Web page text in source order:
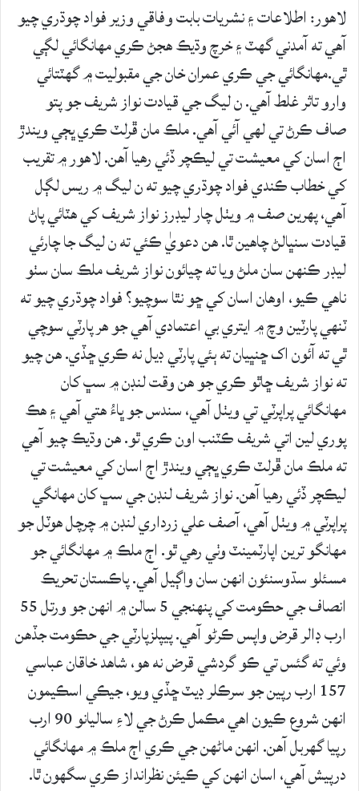
لاهور: اطلاعات ۽ نشريات بابت وفاقي وزير فواد چوڌري چيو
آهي ته آمدني گهٽ ۽ خرچ وڌيڪ هجڻ ڪري مهانگائي لڳي
ٿي.مهانگائي جي ڪري عمران خان جي مقبوليت ۾ گهٽتائي
وارو تاثر غلط آهي. ن ليگ جي قيادت نواز شريف جو پتو
صاف ڪرڻ تي لهي آئي آهي. ملڪ مان ڦرلٽ ڪري ڀڄي ويندڙ
اڄ اسان کي معيشت تي ليڪچر ڏئي رهيا آهن. لاهور ۾ تقريب
کي خطاب ڪندي فواد چوڌري چيو ته ن ليگ ۾ ريس لڳل
آهي، پهرين صف ۾ ويٺل چار ليڊرز نواز شريف کي هٽائي پاڻ
قيادت سنڀالڻ چاهين ٿا. هن دعويٰ ڪئي ته ن ليگ جا چارئي
ليڊر ڪنهن سان ملڻ ويا ته چيائون نواز شريف ملڪ سان سٺو
ناهي ڪيو، اوهان اسان کي ڇو نٿا سوچيو؟ فواد چوڌري چيو ته
ٽنهي پارٽين وچ ۾ ايتري بي اعتمادي آهي جو هر پارٽي سوچي
ٿي ته آئون اک ڇنڀيان ته ٻئي پارٽي ڊيل نه ڪري ڇڏي. هن چيو
ته نواز شريف ڇاٿو ڪري جو هن وقت لنڊن ۾ سڀ کان
مهانگائي پراپرٽي تي ويٺل آهي، سندس جو ڀاءُ هتي آهي ۽ هڪ
پوري لين اتي شريف ڪٽنب اون ڪري ٿو. هن وڌيڪ چيو آهي
ته ملڪ مان ڦرلٽ ڪري ڀڄي ويندڙ اڄ اسان کي معيشت تي
ليڪچر ڏئي رهيا آهن. نواز شريف لنڊن جي سڀ کان مهانگي
پراپرٽي ۾ ويٺل آهي، آصف علي زرداري لنڊن ۾ چرچل هوٽل جو
مهانگو ترين اپارٽمينٽ وٺي رهي ٿو. اڄ ملڪ ۾ مهانگائي جو
مسئلو سڌوسنئون انهن سان واڳيل آهي. پاڪستان تحريڪ
انصاف جي حڪومت کي پنهنجي 5 سالن ۾ انهن جو ورتل 55
ارب ڊالر قرض واپس ڪرڻو آهي. پيپلزپارٽي جي حڪومت جڏهن
وئي ته گئس تي ڪو گردشي قرض نه هو، شاهد خاقان عباسي
157 ارب رپين جو سرڪلر ڊيٽ ڇڏي ويو، جيڪي اسڪيمون
انهن شروع ڪيون اهي مڪمل ڪرڻ جي لاءِ ساليانو 90 ارب
رپيا گهربل آهن. انهن ماڻهن جي ڪري اڄ ملڪ ۾ مهانگائي
درپيش آهي، اسان انهن کي ڪيئن نظرانداز ڪري سگهون ٿا.